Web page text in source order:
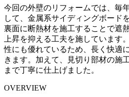
今回の外壁のリフォームでは、毎
して、金属系サイディングボード
裏面に断熱材を施工することで遮
上昇を抑える工夫を施しています
性にも優れているため、長く快適
きます。加えて、見切り部材の施
まで丁寧に仕上げました。
OVERVIEW